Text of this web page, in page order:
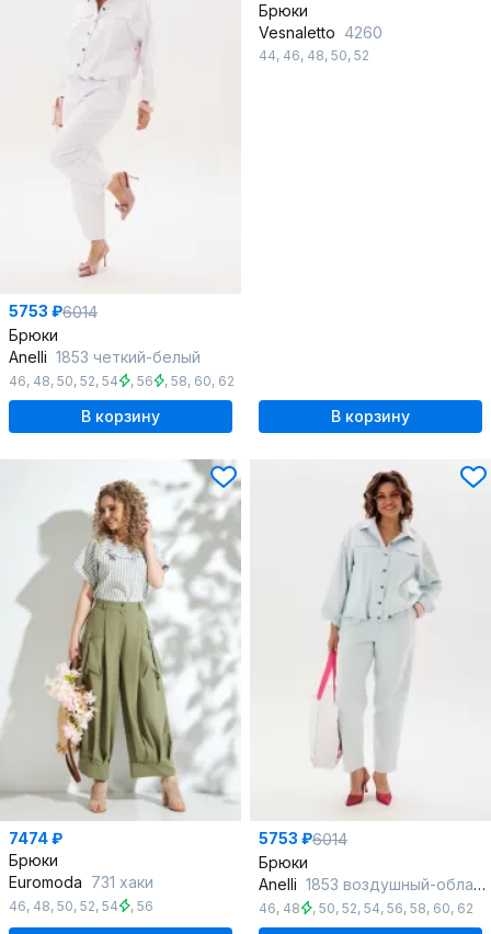
5753 ₽6014
Брюки
Anelli 1853 четкий-белый
46, 48, 50, 52, 54 , 56 , 58, 60, 62
В корзину
Брюки
Vesnaletto 4260
44, 46, 48, 50, 52
В корзину
7474 ₽
Брюки
Euromoda 731 хаки
46, 48, 50, 52, 54 , 56
5753 ₽6014
Брюки
Anelli 1853 воздушный-облачный
46, 48 , 50, 52, 54, 56, 58, 60, 62